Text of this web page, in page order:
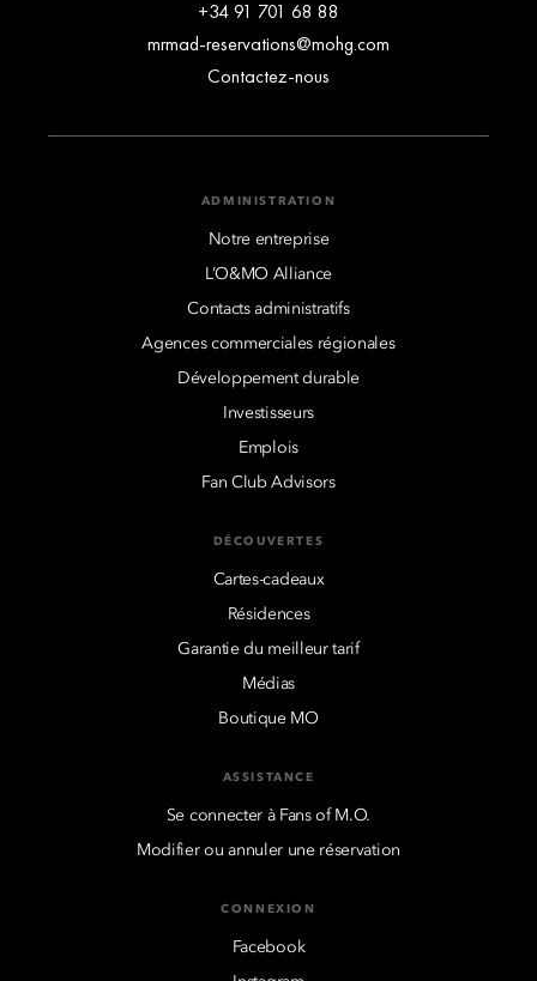
+34 91 701 68 88
mrmad-reservations@mohg.com
Contactez-nous
ADMINISTRATION
Notre entreprise
L’O&MO Alliance
Contacts administratifs
Agences commerciales régionales
Développement durable
Investisseurs
Emplois
Fan Club Advisors
DÉCOUVERTES
Cartes-cadeaux
Résidences
Garantie du meilleur tarif
Médias
Boutique MO
ASSISTANCE
Se connecter à Fans of M.O.
Modifier ou annuler une réservation
CONNEXION
Facebook